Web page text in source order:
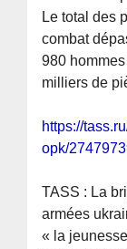
Le total des
combat
980
milliers de
https://
opk/
TASS : La
armées
« la